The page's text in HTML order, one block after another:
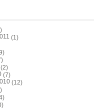
(1)
(2)
(7)
(12)